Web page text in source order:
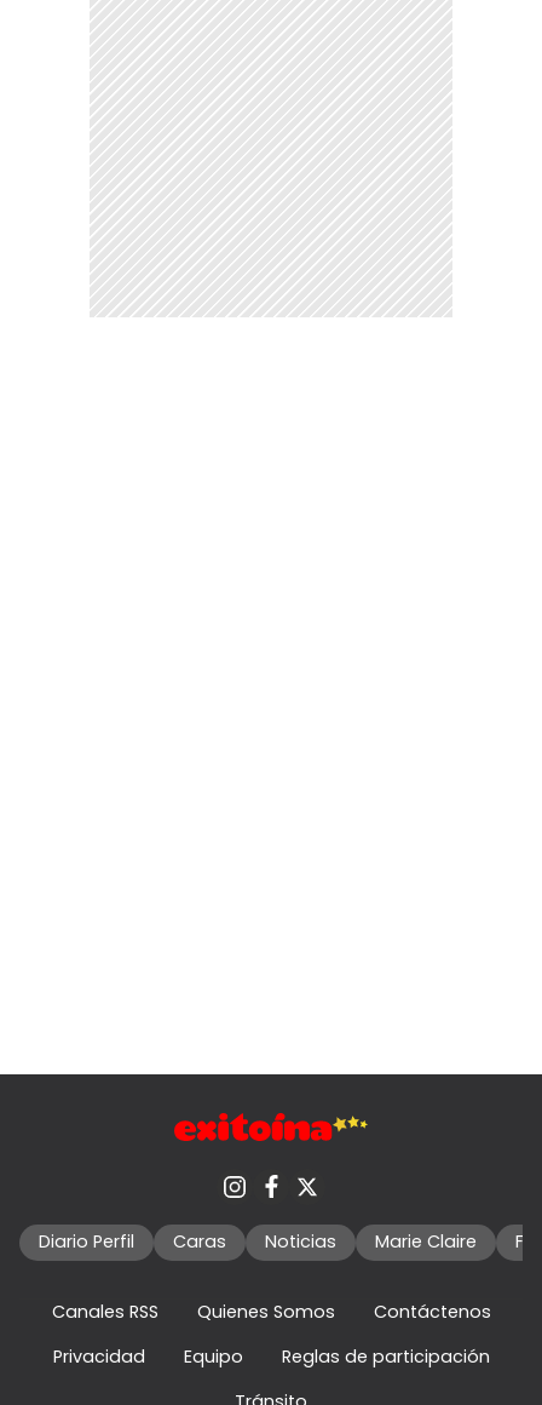
Diario Perfil Caras Noticias Marie Claire
Canales RSS Quienes Somos
Contáctenos
Privacidad
Equipo
Reglas de participación